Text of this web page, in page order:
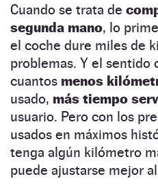
Cuando se trata de
segunda mano, lo
el coche dure miles de
problemas. Y el sentido
cuantos menos
usado, más tiempo
usuario. Pero con los
usados en máximos
tenga algún kilómetro
puede ajustarse mejor